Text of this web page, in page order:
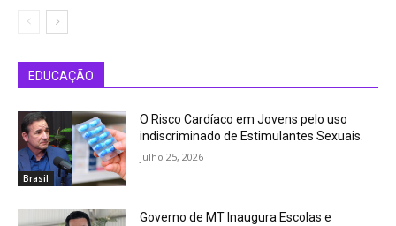
EDUCAÇÃO
Brasil
O Risco Cardíaco em Jovens pelo uso
indiscriminado de Estimulantes Sexuais.
julho 25, 2026
Governo de MT Inaugura Escolas e